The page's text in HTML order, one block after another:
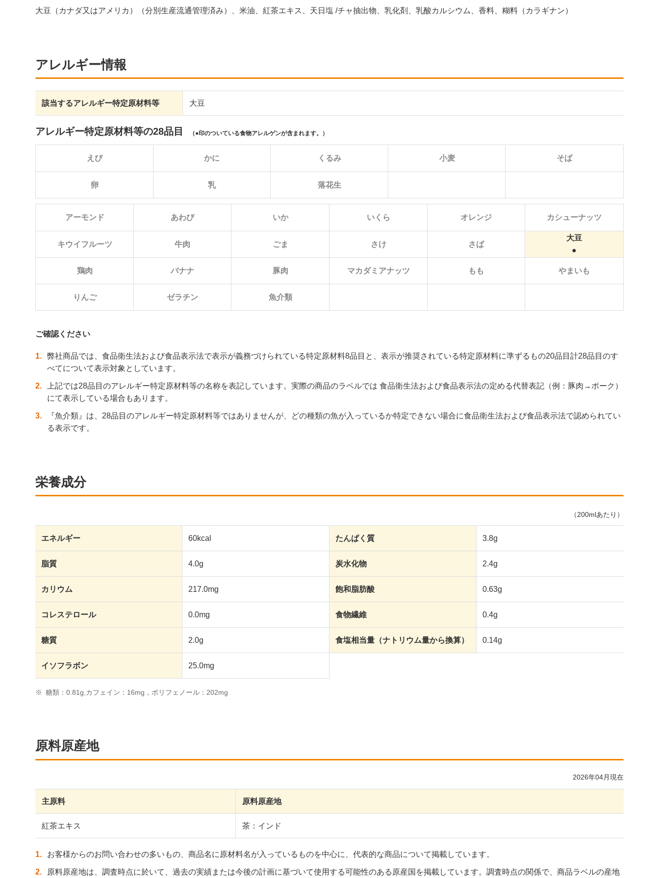
大豆（カナダ又はアメリカ）（分別生産流通管理済み）、米油、紅茶エキス、天日塩 /チャ抽出物、乳化剤、乳酸カルシウム、香料、糊料（カラギナン）
アレルギー情報
該当するアレルギー特定原材料等 大豆
アレルギー特定原材料等の28品目 （ 印のついている食物アレルゲンが含まれます。）
えび かに くるみ 小麦 そば
卵 乳 落花生
アーモンド あわび いか いくら オレンジ カシューナッツ
キウイフルーツ 牛肉 ごま さけ さば
大豆
鶏肉 バナナ 豚肉 マカダミアナッツ もも やまいも
りんご ゼラチン 魚介類
ご確認ください
1
弊社商品では、食品衛生法および食品表示法で表示が義務づけられている特定原材料8品目と、表示が推奨されている特定原材料に準ずるもの20品目計28品目のす
べてについて表示対象としています。
2
上記では28品目のアレルギー特定原材料等の名称を表記しています。実際の商品のラベルでは 食品衛生法および食品表示法の定める代替表記（例：豚肉→ポーク）
にて表示している場合もあります。
3
『魚介類』は、28品目のアレルギー特定原材料等ではありませんが、どの種類の魚が入っているか特定できない場合に食品衛生法および食品表示法で認められてい
る表示です。
栄養成分
（200mlあたり）
エネルギー 60kcal たんぱく質 3.8g
脂質 4.0g 炭水化物 2.4g
カリウム 217.0mg 飽和脂肪酸 0.63g
コレステロール 0.0mg 食物繊維 0.4g
糖質 2.0g 食塩相当量（ナトリウム量から換算） 0.14g
イソフラボン 25.0mg
※ 糖類：0.81g,カフェイン：16mg，ポリフェノール：202mg
原料原産地
2026年04月現在
主原料 原料原産地
紅茶エキス 茶：インド
1 お客様からのお問い合わせの多いもの、商品名に原材料名が入っているものを中心に、代表的な商品について掲載しています。
2 原料原産地は、調査時点に於いて、過去の実績または今後の計画に基づいて使用する可能性のある原産国を掲載しています。調査時点の関係で、商品ラベルの産地